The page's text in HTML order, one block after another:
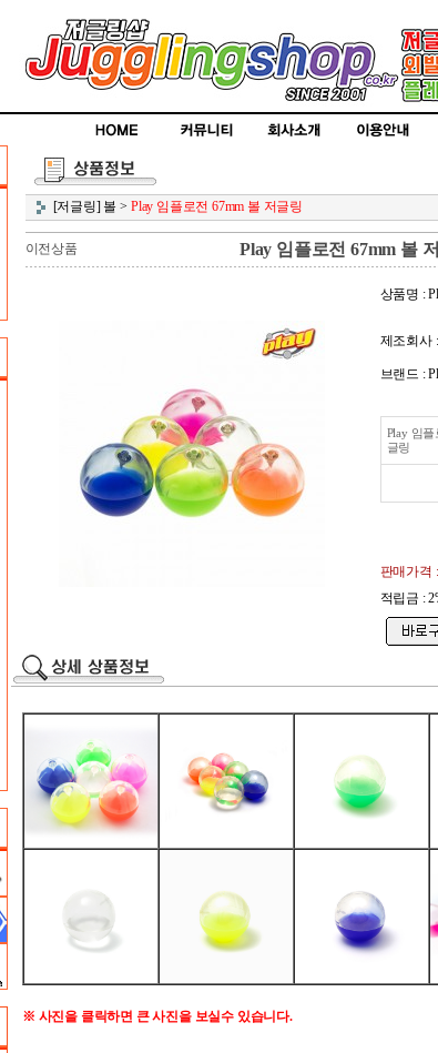
[저글링] 볼 > Play 임플로전 67mm 볼 저글링
이전상품 Play 임플로전 67mm 볼
상품명 :
제조회사
브랜드 :
Play 임
글링
판매가격
적립금 :
※ 사진을 클릭하면 큰 사진을 보실수 있습니다.